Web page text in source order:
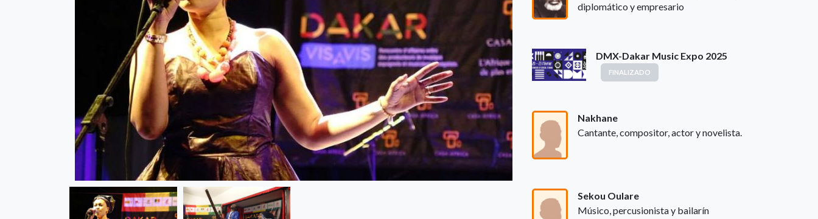
diplomático y empresario
DMX-Dakar Music Expo 2025
FINALIZADO
Nakhane
Cantante, compositor, actor y novelista.
Sekou Oulare
Músico, percusionista y bailarín